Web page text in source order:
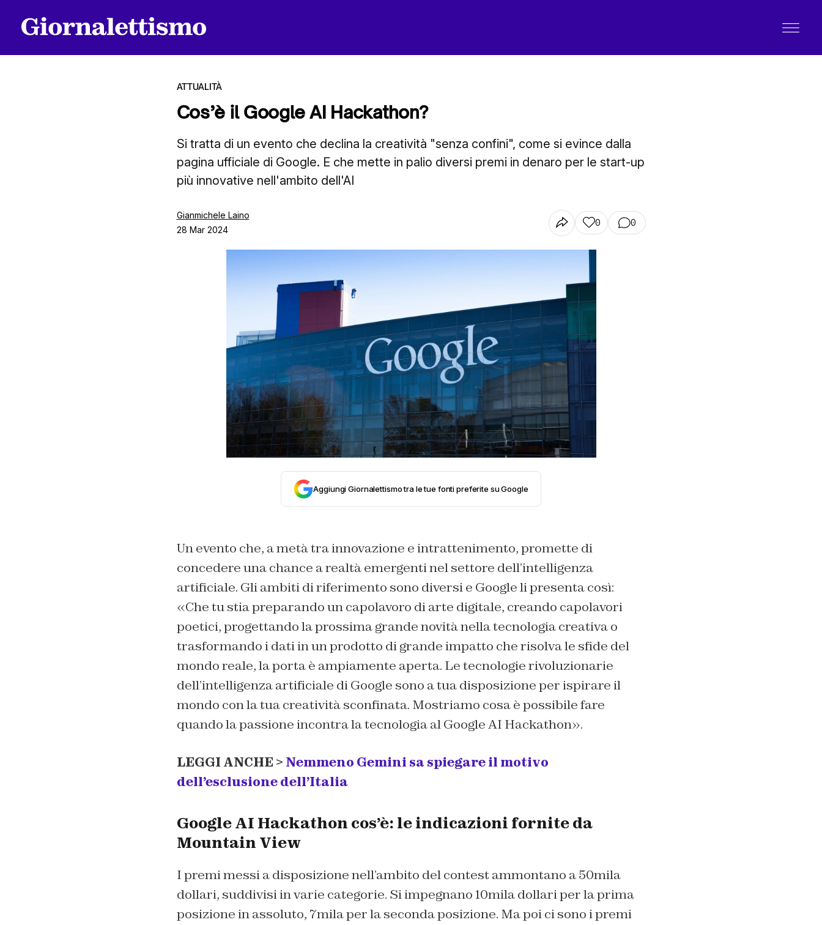
ATTUALITÀ
Cos’è il Google AI Hackathon?
Si tratta di un evento che declina la creatività "senza confini", come si evince dalla
pagina ufficiale di Google. E che mette in palio diversi premi in denaro per le start-up
più innovative nell'ambito dell'AI
Gianmichele Laino
28 Mar 2024
0 0
Aggiungi Giornalettismo tra le tue fonti preferite su Google
Un evento che, a metà tra innovazione e intrattenimento, promette di
concedere una chance a realtà emergenti nel settore dell’intelligenza
artificiale. Gli ambiti di riferimento sono diversi e Google li presenta così:
«Che tu stia preparando un capolavoro di arte digitale, creando capolavori
poetici, progettando la prossima grande novità nella tecnologia creativa o
trasformando i dati in un prodotto di grande impatto che risolva le sfide del
mondo reale, la porta è ampiamente aperta. Le tecnologie rivoluzionarie
dell’intelligenza artificiale di Google sono a tua disposizione per ispirare il
mondo con la tua creatività sconfinata. Mostriamo cosa è possibile fare
quando la passione incontra la tecnologia al Google AI Hackathon».
LEGGI ANCHE > Nemmeno Gemini sa spiegare il motivo
dell’esclusione dell’Italia
Google AI Hackathon cos’è: le indicazioni fornite da
Mountain View
I premi messi a disposizione nell’ambito del contest ammontano a 50mila
dollari, suddivisi in varie categorie. Si impegnano 10mila dollari per la prima
posizione in assoluto, 7mila per la seconda posizione. Ma poi ci sono i premi